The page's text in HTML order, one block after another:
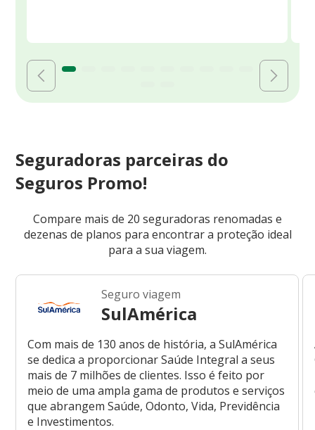
Seguradoras parceiras do
Seguros Promo!
Compare mais de 20 seguradoras renomadas e
dezenas de planos para encontrar a proteção ideal
para a sua viagem.
Seguro viagem
SulAmérica
Com mais de 130 anos de história, a SulAmérica
se dedica a proporcionar Saúde Integral a seus
mais de 7 milhões de clientes. Isso é feito por
meio de uma ampla gama de produtos e serviços
que abrangem Saúde, Odonto, Vida, Previdência
e Investimentos.